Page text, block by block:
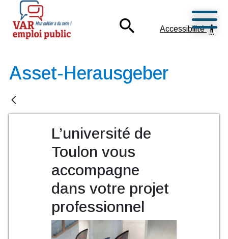
Ouvrir
Mon métier a du sens !
search Accessibilitésettings_accessibility
Asset-Herausgeber
L’université de
Toulon vous
accompagne
dans votre projet
professionnel